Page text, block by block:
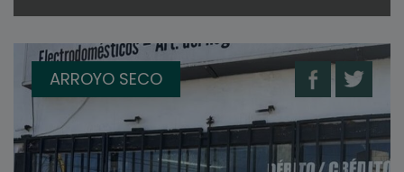
ARROYO SECO